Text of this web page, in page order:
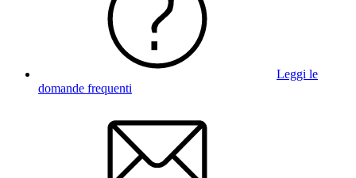
Leggi le
domande frequenti